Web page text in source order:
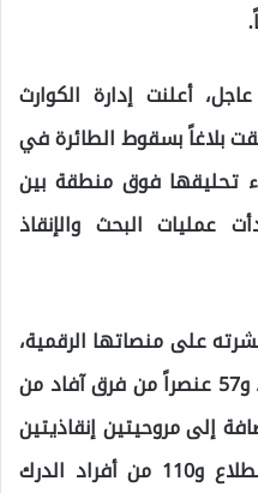
أعلنت إدارة الكوارث
بلاغاً بسقوط الطائرة في
مساءً، أثناء تحليقها فوق منطقة بين
عمليات البحث والإنقاذ
على منصاتها الرقمية،
أن 14 مركبة، و4 طائرات مسيّرة، و57 عنصراً من فرق آفاد من
إلى مروحيتين إنقاذيتين
من وزارة الدفاع، وطائرتي استطلاع و110 من أفراد الدرك